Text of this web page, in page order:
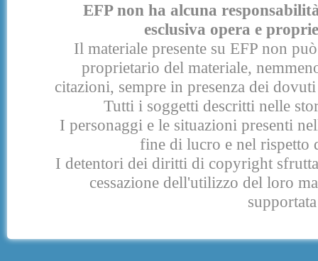
EFP non ha alcuna
esclusiva opera e
Il materiale presente su EFP non
proprietario del materiale,
citazioni, sempre in presenza dei
Tutti i soggetti descritti nelle
I personaggi e le situazioni presenti
fine di lucro e nel rispetto
I detentori dei diritti di copyright
cessazione dell'utilizzo del loro